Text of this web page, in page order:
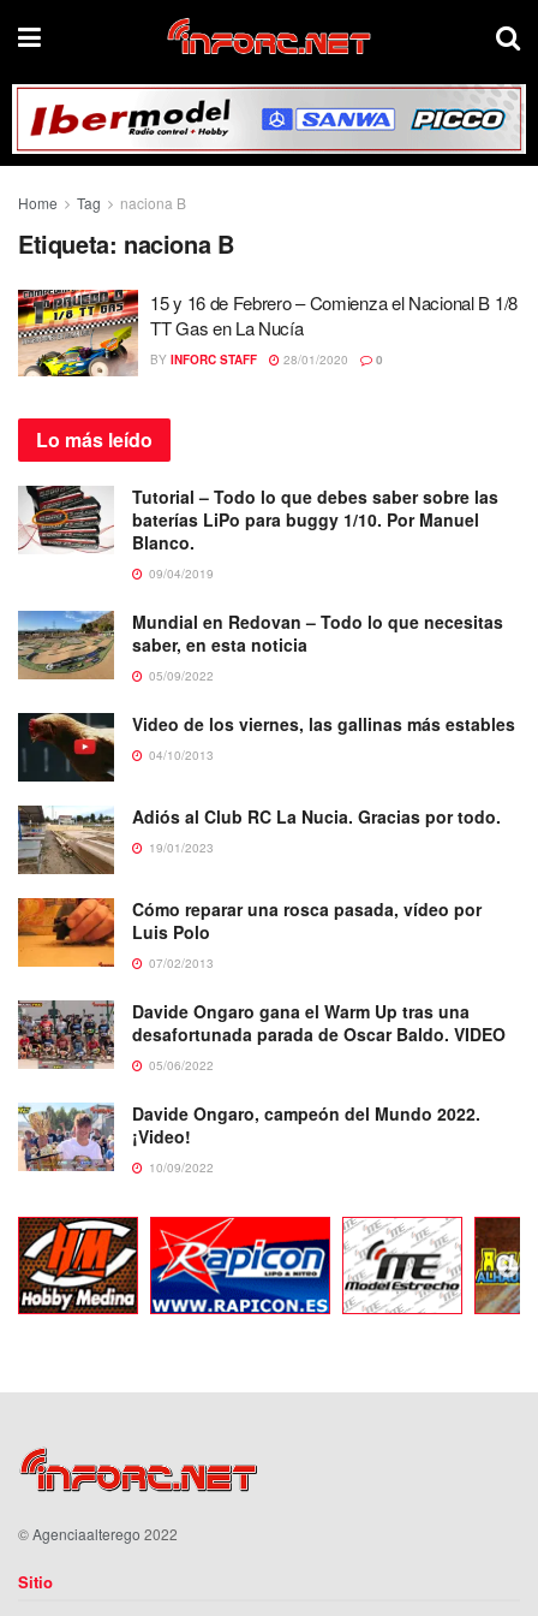
Home Tag naciona B
Etiqueta: naciona B
15 y 16 de Febrero – Comienza el Nacional B 1/8
TT Gas en La Nucía
BY INFORC STAFF 28/01/2020 0
Lo más leído
Tutorial – Todo lo que debes saber sobre las
baterías LiPo para buggy 1/10. Por Manuel
Blanco.
09/04/2019
Mundial en Redovan – Todo lo que necesitas
saber, en esta noticia
05/09/2022
Video de los viernes, las gallinas más estables
04/10/2013
Adiós al Club RC La Nucia. Gracias por todo.
19/01/2023
Cómo reparar una rosca pasada, vídeo por
Luis Polo
07/02/2013
Davide Ongaro gana el Warm Up tras una
desafortunada parada de Oscar Baldo. VIDEO
05/06/2022
Davide Ongaro, campeón del Mundo 2022.
¡Video!
10/09/2022
©Agenciaalterego 2022
Sitio